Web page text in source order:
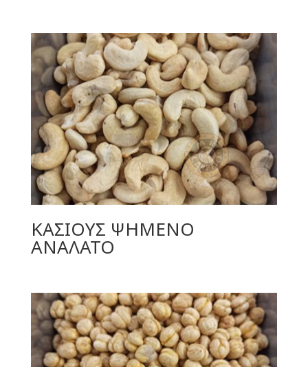
ΚΑΣΙΟΥΣ ΨΗΜΕΝΟ
ΑΝΑΛΑΤΟ